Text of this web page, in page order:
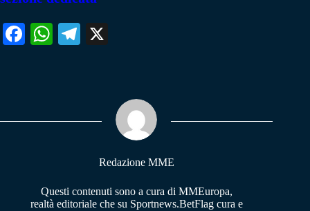
Fa W
pp
Te
m
Redazione MME
Questi contenuti sono a cura di MMEuropa,
realtà editoriale che su Sportnews.BetFlag cura e